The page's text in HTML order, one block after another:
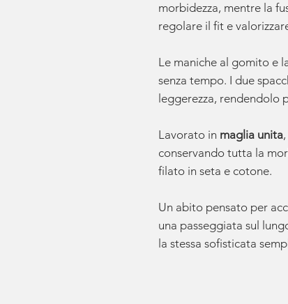
morbidezza, mentre la
regolare il fit e
Le maniche al gomito e
senza tempo. I due
leggerezza, rendendolo
Lavorato in maglia unita
conservando tutta la
filato in seta e cotone.
Un abito pensato per
una passeggiata sul
la stessa sofisticata